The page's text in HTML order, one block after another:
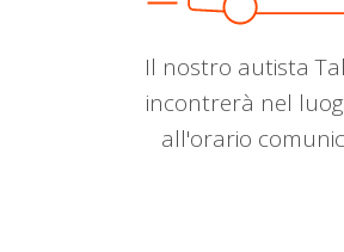
Il nostro autista
incontrerà nel
all'orario